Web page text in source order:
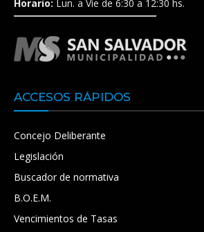
Horario: Lun. a Vie de 6:30 a 12:30 hs.
ACCESOS RÁPIDOS
Concejo Deliberante
Legislación
Buscador de normativa
B.O.E.M.
Vencimientos de Tasas